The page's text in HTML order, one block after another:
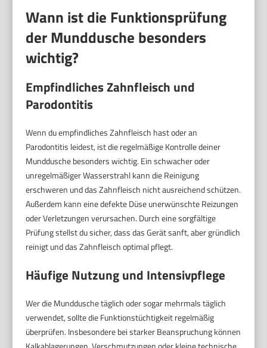
Wann ist die Funktionsprüfung
der Munddusche besonders
wichtig?
Empfindliches Zahnfleisch und
Parodontitis
Wenn du empfindliches Zahnfleisch hast oder an
Parodontitis leidest, ist die regelmäßige Kontrolle deiner
Munddusche besonders wichtig. Ein schwacher oder
unregelmäßiger Wasserstrahl kann die Reinigung
erschweren und das Zahnfleisch nicht ausreichend schützen.
Außerdem kann eine defekte Düse unerwünschte Reizungen
oder Verletzungen verursachen. Durch eine sorgfältige
Prüfung stellst du sicher, dass das Gerät sanft, aber gründlich
reinigt und das Zahnfleisch optimal pflegt.
Häufige Nutzung und Intensivpflege
Wer die Munddusche täglich oder sogar mehrmals täglich
verwendet, sollte die Funktionstüchtigkeit regelmäßig
überprüfen. Insbesondere bei starker Beanspruchung können